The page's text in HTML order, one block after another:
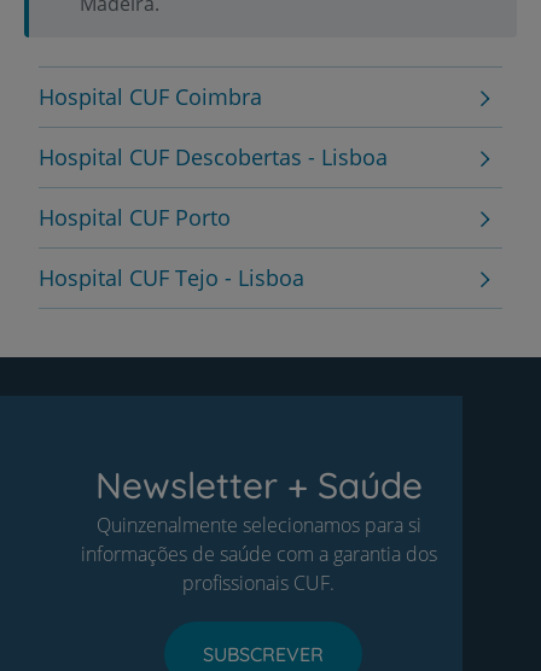
Hospital CUF Coimbra
Hospital CUF Descobertas - Lisboa
Hospital CUF Porto
Hospital CUF Tejo - Lisboa
Newsletter + Saúde
Quinzenalmente selecionamos para si
informações de saúde com a garantia dos
profissionais CUF.
SUBSCREVER